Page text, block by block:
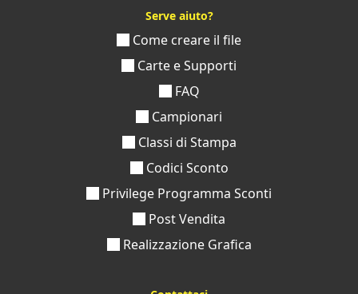
Serve aiuto?
Come creare il file
Carte e Supporti
FAQ
Campionari
Classi di Stampa
Codici Sconto
Privilege Programma Sconti
Post Vendita
Realizzazione Grafica